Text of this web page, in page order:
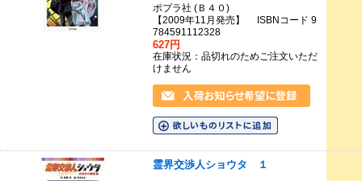
ポプラ社 (Ｂ４０)
【2009年11月発売】 ISBNコード 9
784591112328
627円
在庫状況：品切れのためご注文いただ
けません
霊界交渉人ショウタ １